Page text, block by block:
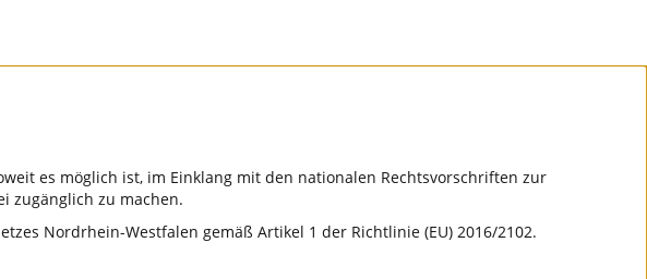
es möglich ist, im Einklang mit den nationalen Rechtsvorschriften zur
zugänglich zu machen.
Nordrhein-Westfalen gemäß Artikel 1 der Richtlinie (EU) 2016/2102.